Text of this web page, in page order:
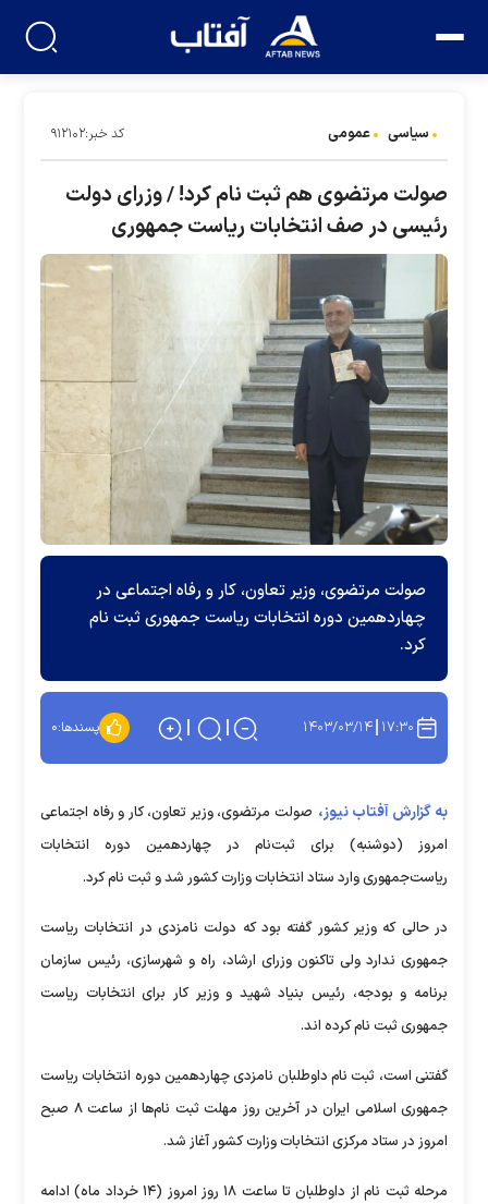
سیاسی عمومی کد خبر:۹۱۲۱۰۲
صولت مرتضوی هم ثبت نام کرد! / وزرای دولت
رئیسی در صف انتخابات ریاست جمهوری
صولت مرتضوی، وزیر تعاون، کار و رفاه اجتماعی در
چهاردهمین دوره انتخابات ریاست جمهوری ثبت نام
کرد.
۱۷:۳۰ ۱۴۰۳/۰۳/۱۴ پسندها:۰
به گزارش آفتاب نیوز، صولت مرتضوی، وزیر تعاون، کار و رفاه اجتماعی
امروز (دوشنبه) برای ثبت‌نام در چهاردهمین دوره انتخابات
ریاست‌جمهوری وارد ستاد انتخابات وزارت کشور شد و ثبت نام کرد.
در حالی که وزیر کشور گفته بود که دولت نامزدی در انتخابات ریاست
جمهوری ندارد ولی تاکنون وزرای ارشاد، راه و شهرسازی، رئیس سازمان
برنامه و بودجه، رئیس بنیاد شهید و وزیر کار برای انتخابات ریاست
جمهوری ثبت نام کرده اند.
گفتنی است، ثبت نام داوطلبان نامزدی چهاردهمین دوره انتخابات ریاست
جمهوری اسلامی ایران در آخرین روز مهلت ثبت نام‌ها از ساعت ۸ صبح
امروز در ستاد مرکزی انتخابات وزارت کشور آغاز شد.
مرحله ثبت نام از داوطلبان تا ساعت ۱۸ روز امروز (۱۴ خرداد ماه) ادامه